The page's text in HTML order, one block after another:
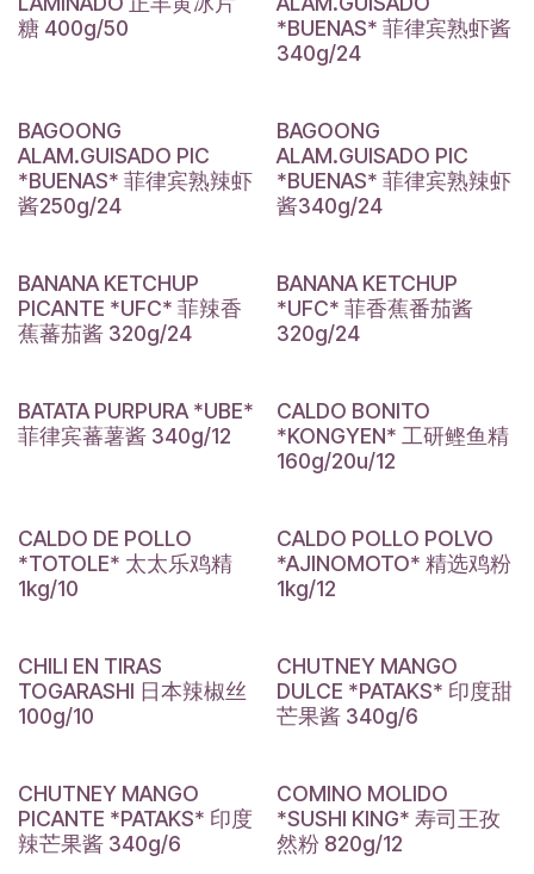
糖 400g/50
*BUENAS* 菲律宾熟虾酱
340g/24
BAGOONG
ALAM.GUISADO PIC
*BUENAS* 菲律宾熟辣虾
酱250g/24
BAGOONG
ALAM.GUISADO PIC
*BUENAS* 菲律宾熟辣虾
酱340g/24
BANANA KETCHUP
PICANTE *UFC* 菲辣香
蕉蕃茄酱 320g/24
BANANA KETCHUP
*UFC* 菲香蕉番茄酱
320g/24
BATATA PURPURA *UBE*
菲律宾蕃薯酱 340g/12
CALDO BONITO
*KONGYEN* 工研鲣鱼精
160g/20u/12
CALDO DE POLLO
*TOTOLE* 太太乐鸡精
1kg/10
CALDO POLLO POLVO
*AJINOMOTO* 精选鸡粉
1kg/12
CHILI EN TIRAS
TOGARASHI 日本辣椒丝
100g/10
CHUTNEY MANGO
DULCE *PATAKS* 印度甜
芒果酱 340g/6
CHUTNEY MANGO
PICANTE *PATAKS* 印度
辣芒果酱 340g/6
COMINO MOLIDO
*SUSHI KING* 寿司王孜
然粉 820g/12